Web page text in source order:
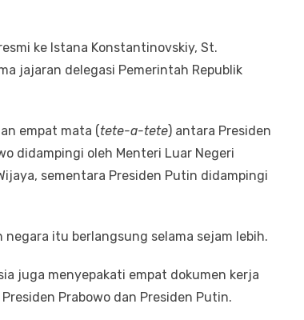
ke Istana Konstantinovskiy, St.
jajaran delegasi Pemerintah Republik
empat mata (tete-a-tete) antara Presiden
didampingi oleh Menteri Luar Negeri
sementara Presiden Putin didampingi
itu berlangsung selama sejam lebih.
juga menyepakati empat dokumen kerja
Prabowo dan Presiden Putin.